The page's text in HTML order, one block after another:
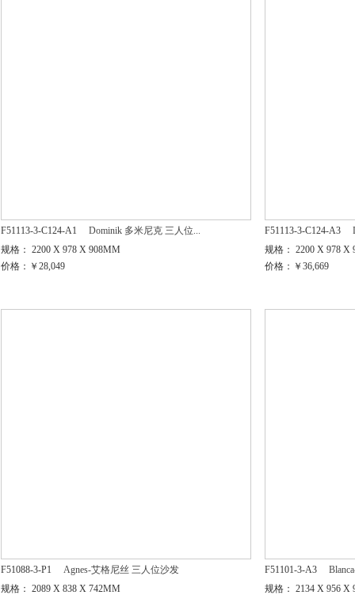
F51113-3-C124-A1
Dominik 多米尼克 三人位...
规格： 2200 X 978 X 908MM
价格：￥28,049
F51113-3-C124-A3
规格： 2200 X 978 X
价格：￥36,669
F51088-3-P1
Agnes-艾格尼丝 三人位沙发
规格： 2089 X 838 X 742MM
F51101-3-A3
规格： 2134 X 956 X